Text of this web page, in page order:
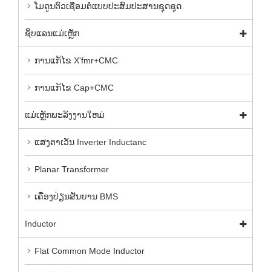
ໂມດູນຕົວເຊື່ອມຕໍ່ແບບປະສົມປະສານຊຸດຊຸດ
ຊິບແລນແມ່ເຫຼັກ
ການແກ້ໄຂ X'fmr+CMC
ການແກ້ໄຂ Cap+CMC
ແມ່ເຫຼັກພະລັງງານໃຫມ່
ແສງຕາເວັນ Inverter Inductanc
Planar Transformer
ເຄື່ອງປ່ຽນສັນຍານ BMS
Inductor
Flat Common Mode Inductor